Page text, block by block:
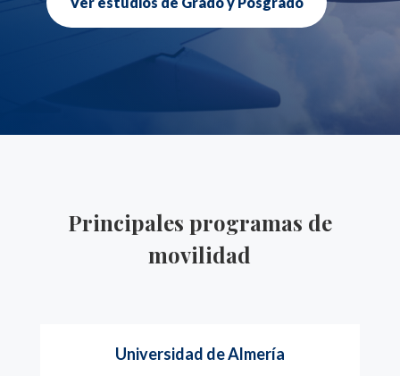
Principales programas de
movilidad
Universidad de Almería